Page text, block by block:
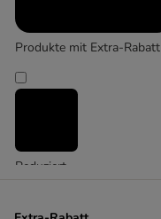
Produkte mit Extra-Rabatt
Reduziert